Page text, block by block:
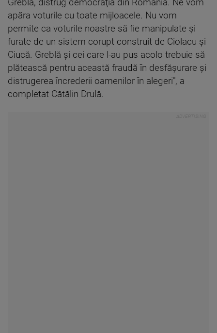
Greblă, distrug democraţia din România. Ne vom
apăra voturile cu toate mijloacele. Nu vom
permite ca voturile noastre să fie manipulate şi
furate de un sistem corupt construit de Ciolacu şi
Ciucă. Greblă şi cei care l-au pus acolo trebuie să
plătească pentru această fraudă în desfăşurare şi
distrugerea încrederii oamenilor în alegeri", a
completat Cătălin Drulă.